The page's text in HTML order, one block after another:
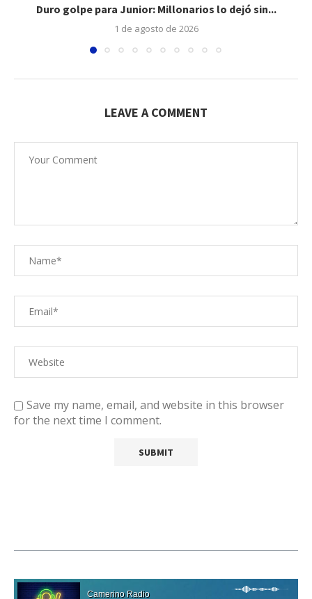
Duro golpe para Junior: Millonarios lo dejó sin...
1 de agosto de 2026
LEAVE A COMMENT
Save my name, email, and website in this browser
for the next time I comment.